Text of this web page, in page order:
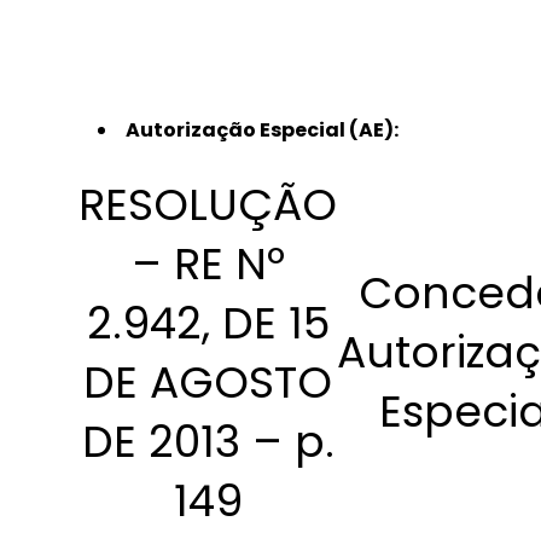
Autorização Especial (AE):
RESOLUÇÃO
– RE Nº
2.942, DE 15
DE AGOSTO
DE 2013 – p.
149